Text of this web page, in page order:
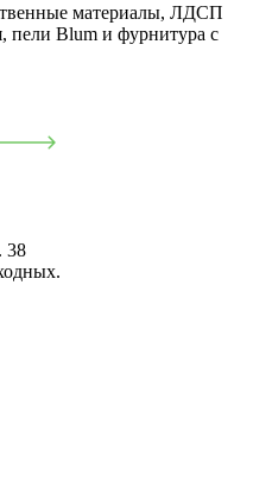
материалы, ЛДСП
пели Blum и фурнитура с
38